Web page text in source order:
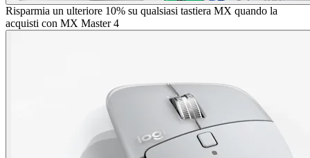
Risparmia un ulteriore 10% su qualsiasi tastiera MX quando la
acquisti con MX Master 4